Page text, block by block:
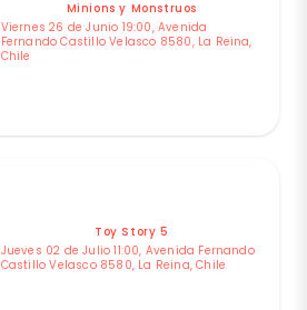
Minions y Monstruos
Viernes 26 de Junio 19:00, Avenida
Fernando Castillo Velasco 8580, La Reina,
Chile
Toy Story 5
Jueves 02 de Julio 11:00, Avenida Fernando
Castillo Velasco 8580, La Reina, Chile